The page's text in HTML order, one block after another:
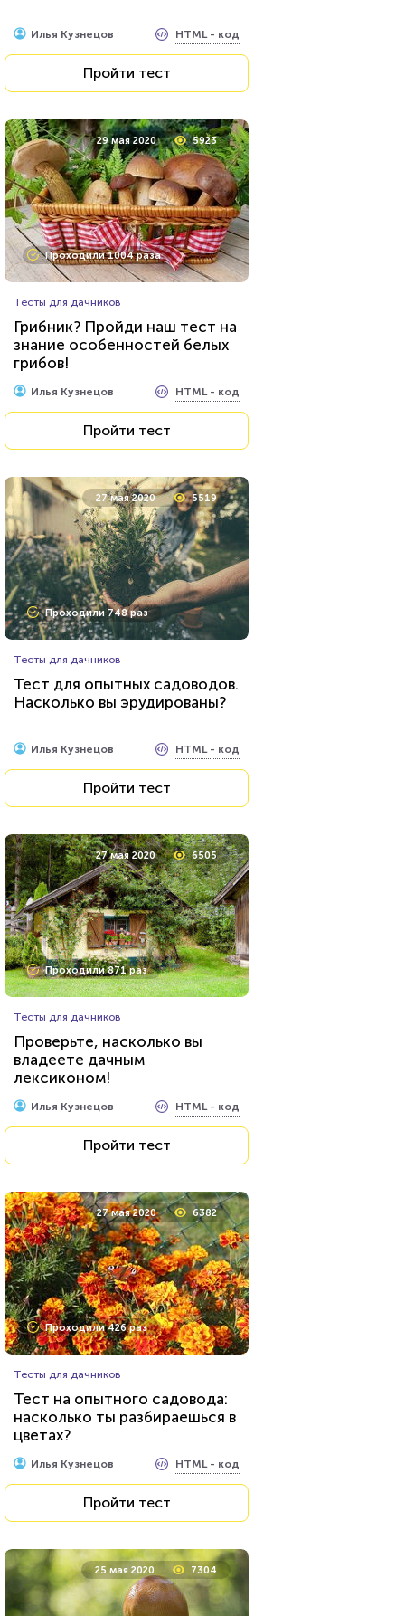
Илья Кузнецов HTML - код
Пройти тест
29 мая 2020 5923
Проходили 1004 раза
Тесты для дачников
Грибник? Пройди наш тест на
знание особенностей белых
грибов!
Илья Кузнецов HTML - код
Пройти тест
27 мая 2020 5519
Проходили 748 раз
Тесты для дачников
Тест для опытных садоводов.
Насколько вы эрудированы?
Илья Кузнецов HTML - код
Пройти тест
27 мая 2020 6505
Проходили 871 раз
Тесты для дачников
Проверьте, насколько вы
владеете дачным
лексиконом!
Илья Кузнецов HTML - код
Пройти тест
27 мая 2020 6382
Проходили 426 раз
Тесты для дачников
Тест на опытного садовода:
насколько ты разбираешься в
цветах?
Илья Кузнецов HTML - код
Пройти тест
25 мая 2020 7304